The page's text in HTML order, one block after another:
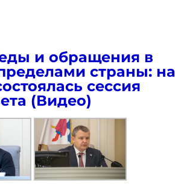
и обращения в
страны: на
сессия
(Видео)